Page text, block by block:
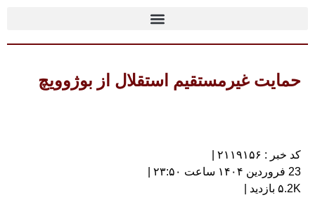
حمایت غیرمستقیم استقلال از بوژوویچ
کد خبر : ۲۱۱۹۱۵۶ |
23 فروردین ۱۴۰۴ ساعت ۲۳:۵۰ |
۵.2K بازدید |